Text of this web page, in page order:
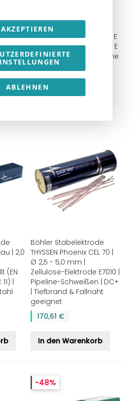
AKZEPTIEREN
ABLEHNEN
Ø 2,5 –
10
2 H10)
Böhler Stabelektrode Q E
6013 RT, EN ISO 2560-A = E
42 0 RR 1 2 | Verschiedene
Größen
14,70 €
| 2,0
(EN
|
Böhler Stabelektrode
THYSSEN Phoenix CEL 70 |
Ø 2,5 - 5,0 mm |
Zellulose-Elektrode E7010 |
Pipeline-Schweißen | DC+
| Tiefbrand & Fallnaht
geeignet
170,61 €
In den Warenkorb
-48%